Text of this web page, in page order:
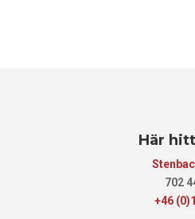
Här
702
+46